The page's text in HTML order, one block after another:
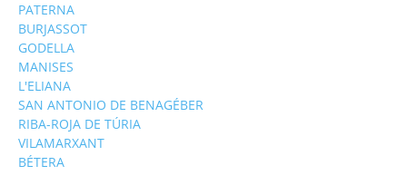
PATERNA
BURJASSOT
GODELLA
MANISES
L'ELIANA
SAN ANTONIO DE BENAGÉBER
RIBA-ROJA DE TÚRIA
VILAMARXANT
BÉTERA